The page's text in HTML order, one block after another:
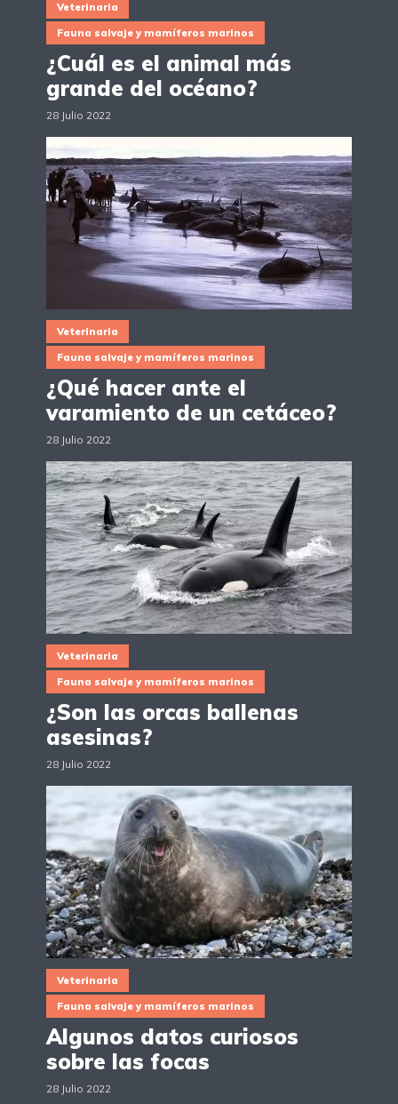
Veterinaria
Fauna salvaje y mamíferos marinos
¿Cuál es el animal más
grande del océano?
28 Julio 2022
Veterinaria
Fauna salvaje y mamíferos marinos
¿Qué hacer ante el
varamiento de un cetáceo?
28 Julio 2022
Veterinaria
Fauna salvaje y mamíferos marinos
¿Son las orcas ballenas
asesinas?
28 Julio 2022
Veterinaria
Fauna salvaje y mamíferos marinos
Algunos datos curiosos
sobre las focas
28 Julio 2022